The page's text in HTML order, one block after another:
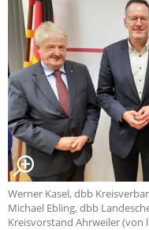
Werner Kasel, dbb
Michael Ebling, dbb
Kreisvorstand Ahrweiler (von